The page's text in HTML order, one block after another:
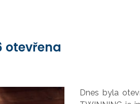
otevřena
Dnes byla